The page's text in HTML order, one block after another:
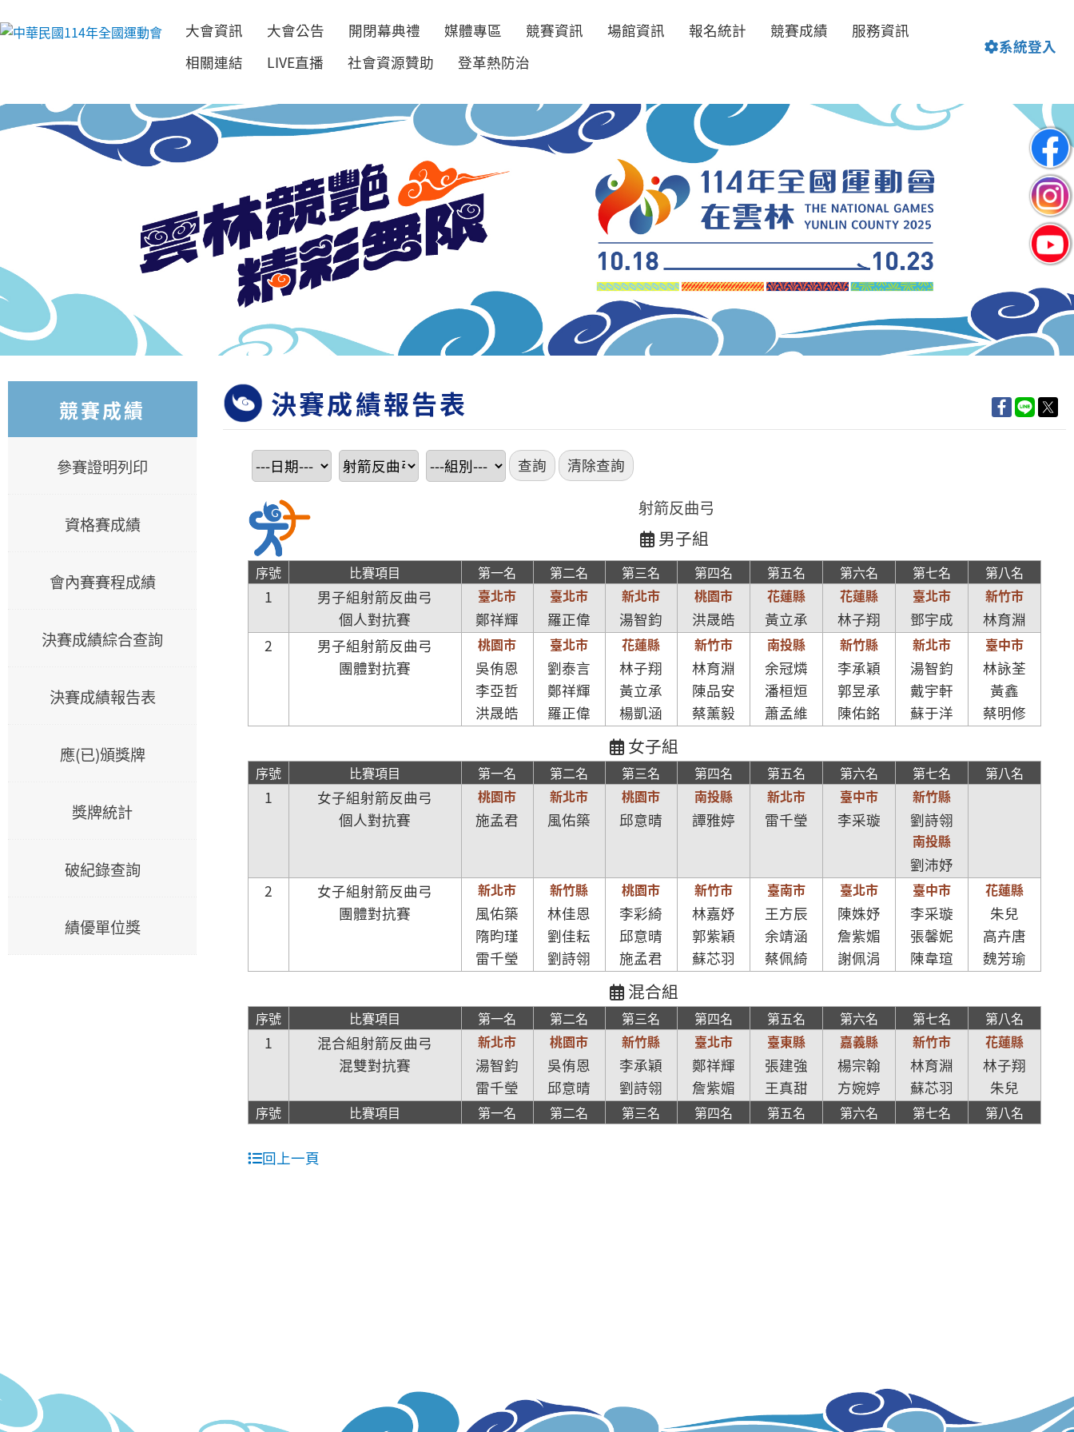
跳到主要內容
大會資訊 大會公告 開閉幕典禮 媒體專區 競賽資訊 場館資訊 報名統計 競賽成績
服務資訊
相關連結
LIVE直播 社會資源贊助 登革熱防治
系統登入
競賽成績
參賽證明列印
資格賽成績
會內賽賽程成績
決賽成績綜合查詢
決賽成績報告表
應(已)頒獎牌
獎牌統計
破紀錄查詢
績優單位獎
決賽成績報告表
射箭反曲弓
男子組
序號 比賽項目 第一名 第二名 第三名 第四名 第五名 第六名 第七名 第八名
1
男子組射箭反曲弓
個人對抗賽
臺北市
鄭祥輝
臺北市
羅正偉
新北市
湯智鈞
桃園市
洪晟皓
花蓮縣
黃立承
花蓮縣
林子翔
臺北市
鄧宇成
新竹市
林育淵
2
男子組射箭反曲弓
團體對抗賽
桃園市
吳侑恩
李亞哲
洪晟皓
臺北市
劉泰言
鄭祥輝
羅正偉
花蓮縣
林子翔
黃立承
楊凱涵
新竹市
林育淵
陳品安
蔡薰毅
南投縣
余冠燐
潘桓烜
蕭孟維
新竹縣
李承穎
郭昱承
陳佑銘
新北市
湯智鈞
戴宇軒
蘇于洋
臺中市
林詠荃
黃鑫
蔡明修
女子組
序號 比賽項目 第一名 第二名 第三名 第四名 第五名 第六名 第七名 第八名
1
女子組射箭反曲弓
個人對抗賽
桃園市
施孟君
新北市
風佑築
桃園市
邱意晴
南投縣
譚雅婷
新北市
雷千瑩
臺中市
李采璇
新竹縣
劉詩翎
南投縣
劉沛妤
2
女子組射箭反曲弓
團體對抗賽
新北市
風佑築
隋昀瑾
雷千瑩
新竹縣
林佳恩
劉佳耘
劉詩翎
桃園市
李彩綺
邱意晴
施孟君
新竹市
林嘉妤
郭紫穎
蘇芯羽
臺南市
王方辰
余靖涵
蔡佩綺
臺北市
陳姝妤
詹紫媚
謝佩涓
臺中市
李采璇
張馨妮
陳韋瑄
花蓮縣
朱兒
高卉唐
魏芳瑜
混合組
序號 比賽項目 第一名 第二名 第三名 第四名 第五名 第六名 第七名 第八名
1
混合組射箭反曲弓
混雙對抗賽
新北市
湯智鈞
雷千瑩
桃園市
吳侑恩
邱意晴
新竹縣
李承穎
劉詩翎
臺北市
鄭祥輝
詹紫媚
臺東縣
張建強
王真甜
嘉義縣
楊宗翰
方婉婷
新竹市
林育淵
蘇芯羽
花蓮縣
林子翔
朱兒
序號 比賽項目 第一名 第二名 第三名 第四名 第五名 第六名 第七名 第八名
回上一頁